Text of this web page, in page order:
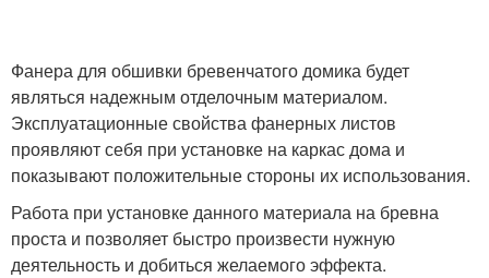
Фанера для обшивки бревенчатого домика будет
являться надежным отделочным материалом.
Эксплуатационные свойства фанерных листов
проявляют себя при установке на каркас дома и
показывают положительные стороны их использования.
Работа при установке данного материала на бревна
проста и позволяет быстро произвести нужную
деятельность и добиться желаемого эффекта.